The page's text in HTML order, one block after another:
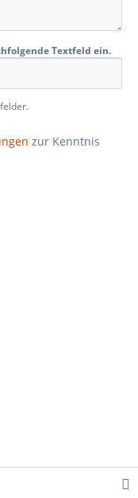
Textfeld ein.
zur Kenntnis